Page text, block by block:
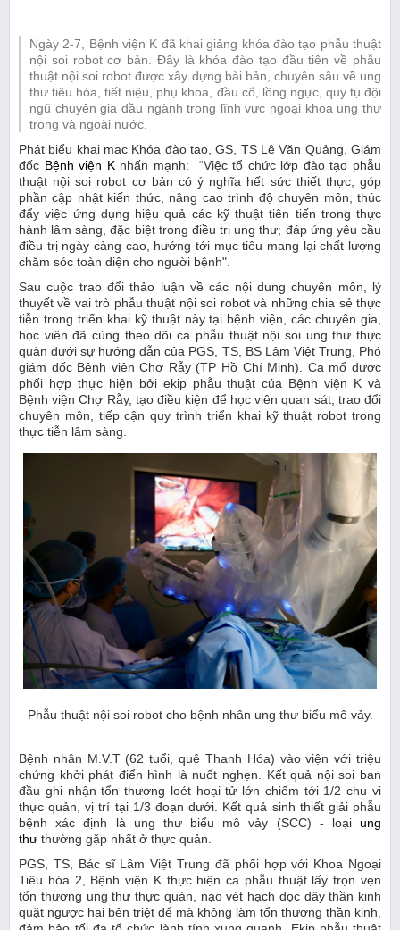
Ngày 2-7, Bệnh viện K đã khai giảng khóa đào tạo phẫu thuật
nội soi robot cơ bản. Đây là khóa đào tạo đầu tiên về phẫu
thuật nội soi robot được xây dựng bài bản, chuyên sâu về ung
thư tiêu hóa, tiết niệu, phụ khoa, đầu cổ, lồng ngực, quy tụ đội
ngũ chuyên gia đầu ngành trong lĩnh vực ngoại khoa ung thư
trong và ngoài nước.
Phát biểu khai mạc Khóa đào tạo, GS, TS Lê Văn Quảng, Giám
đốc Bệnh viện Knhấn mạnh: “Việc tổ chức lớp đào tạo phẫu
thuật nội soi robot cơ bản có ý nghĩa hết sức thiết thực, góp
phần cập nhật kiến thức, nâng cao trình độ chuyên môn, thúc
đẩy việc ứng dụng hiệu quả các kỹ thuật tiên tiến trong thực
hành lâm sàng, đặc biệt trong điều trị ung thư; đáp ứng yêu cầu
điều trị ngày càng cao, hướng tới mục tiêu mang lại chất lượng
chăm sóc toàn diện cho người bệnh".
Sau cuộc trao đổi thảo luận về các nội dung chuyên môn, lý
thuyết về vai trò phẫu thuật nội soi robot và những chia sẻ thực
tiễn trong triển khai kỹ thuật này tại bệnh viện, các chuyên gia,
học viên đã cùng theo dõi ca phẫu thuật nội soi ung thư thực
quản dưới sự hướng dẫn của PGS, TS, BS Lâm Việt Trung, Phó
giám đốc Bệnh viện Chợ Rẫy (TP Hồ Chí Minh). Ca mổ được
phối hợp thực hiện bởi ekip phẫu thuật của Bệnh viện K và
Bệnh viện Chợ Rẫy, tạo điều kiện để học viên quan sát, trao đổi
chuyên môn, tiếp cận quy trình triển khai kỹ thuật robot trong
thực tiễn lâm sàng.
Phẫu thuật nội soi robot cho bệnh nhân ung thư biểu mô vảy.
Bệnh nhân M.V.T (62 tuổi, quê Thanh Hóa) vào viện với triệu
chứng khởi phát điển hình là nuốt nghẹn. Kết quả nội soi ban
đầu ghi nhận tổn thương loét hoại tử lớn chiếm tới 1/2 chu vi
thực quản, vị trí tại 1/3 đoạn dưới. Kết quả sinh thiết giải phẫu
bệnh xác định là ung thư biểu mô vảy (SCC) - loại ung
thư thường gặp nhất ở thực quản.
PGS, TS, Bác sĩ Lâm Việt Trung đã phối hợp với Khoa Ngoại
Tiêu hóa 2, Bệnh viện K thực hiện ca phẫu thuật lấy trọn vẹn
tổn thương ung thư thực quản, nạo vét hạch dọc dây thần kinh
quặt ngược hai bên triệt để mà không làm tổn thương thần kinh,